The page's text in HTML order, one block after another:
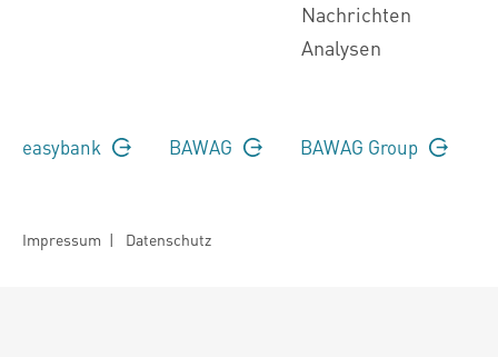
Nachrichten
Analysen
easybank BAWAG BAWAG Group
Impressum | Datenschutz